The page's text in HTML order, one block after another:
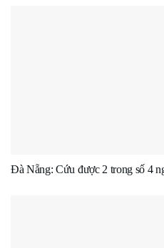
Đà Nẵng: Cứu được 2 trong số 4